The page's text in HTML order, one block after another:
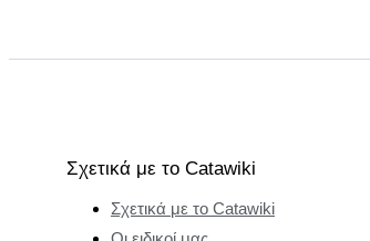
Σχετικά με το Catawiki
Σχετικά με το Catawiki